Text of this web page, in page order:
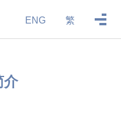
ENG 繁
介